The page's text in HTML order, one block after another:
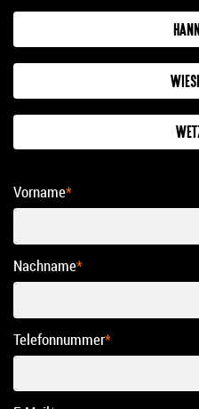
Vorname*
Nachname*
Telefonnummer*